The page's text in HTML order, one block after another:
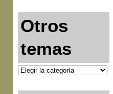
Otros
temas